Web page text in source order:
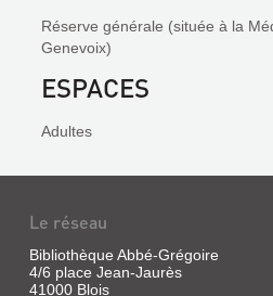
Réserve générale (située à la
Genevoix)
ESPACES
Adultes
Le réseau
Bibliothèque Abbé-Grégoire
4/6 place Jean-Jaurès
41000 Blois